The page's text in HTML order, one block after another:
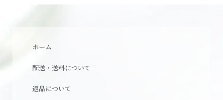
ホーム
配送・送料について
返品について